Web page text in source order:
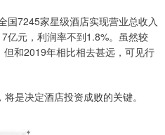
国7245家星级酒店实现营业总收入
亿元，利润率不到1.8%。虽然较
和2019年相比相去甚远，可见行
是决定酒店投资成败的关键。